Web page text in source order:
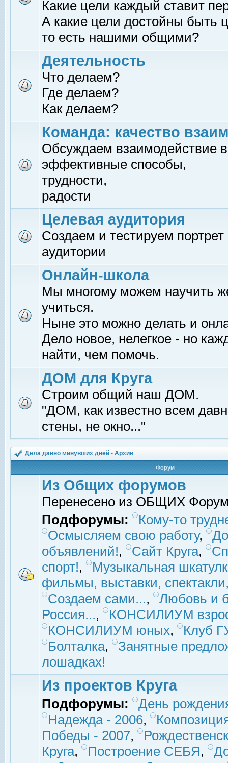
Какие цели каждый ставит
А какие цели достойны быть
то есть нашими общими?
Деятельность
Что делаем?
Где делаем?
Как делаем?
Команда: качество
Обсуждаем взаимодействие
эффективные способы,
трудности,
радости
Целевая аудитория
Создаем и тестируем
аудитории
Онлайн-школа
Мы многому можем научить
учиться.
Ныне это можно делать и
Дело новое, нелегкое - но
найти, чем помочь.
ДОМ для Круга
Строим общий наш ДОМ.
"ДОМ, как известно всем
стены, не окно..."
Дела давно минувших дней - Архив
Форум
Из Общих форумов
Перенесено из ОБЩИХ
Подфорумы:
Кому-то
Осмысляем свою работу,
объявлений!, Сайт Круга,
спорт!,
Музыкальная
фильмы, выставки,
Создаем сами...,
Любовь и
Россия...,
КОНСИЛИУМ
КОНСИЛИУМ юных,
Клуб
Болталка,
Занятные
лошадках!
Из проектов Круга
Подфорумы:
День
Надежда - 2006,
Победы - 2007,
Круга, Построение СЕБЯ,